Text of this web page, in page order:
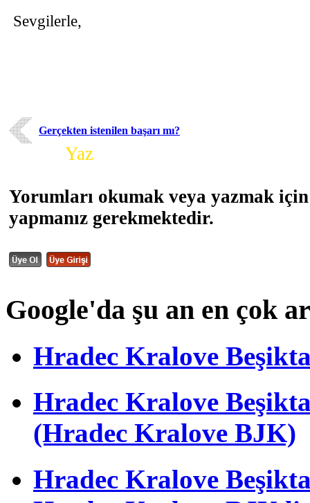
Sevgilerle,
Gerçekten istenilen başarı mı?
Yaz
Yorumları okumak veya yazmak
yapmanız gerekmektedir.
Google'da şu an en çok
Hradec Kralove
Hradec Kralove
(Hradec Kralove BJK)
Hradec Kralove